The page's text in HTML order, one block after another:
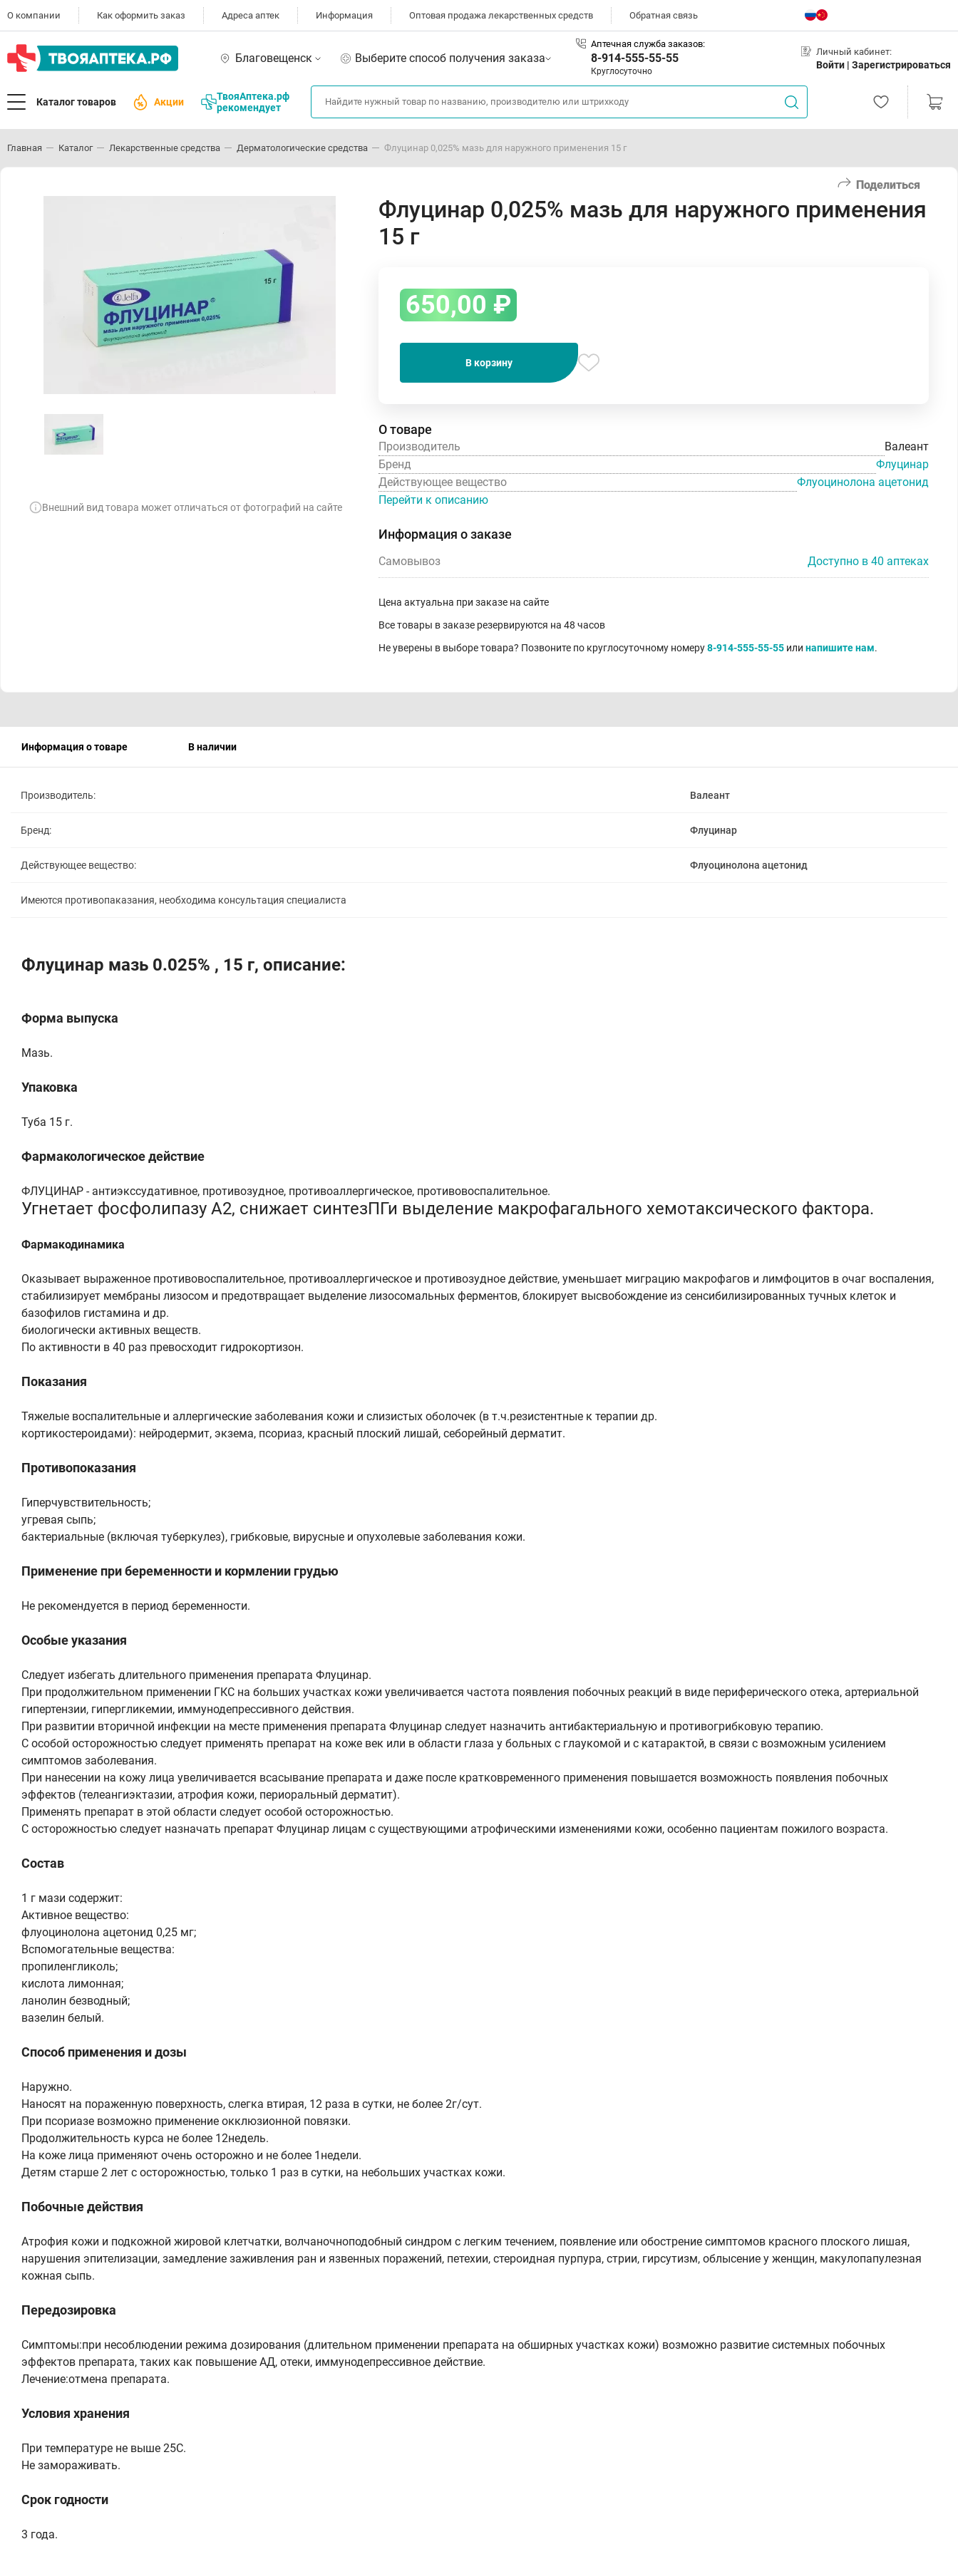
О компании Как оформить заказ Адреса аптек Информация Оптовая продажа лекарственных средств Обратная связь
Благовещенск Выберите способ получения заказа
Аптечная служба заказов:
8-914-555-55-55
Круглосуточно
Личный кабинет:
Войти | Зарегистрироваться
Каталог товаров Акции
ТвояАптека.рф
рекомендует
Главная Каталог Лекарственные средства Дерматологические средства Флуцинар 0,025% мазь для наружного применения 15 г
Поделиться
Внешний вид товара может отличаться от фотографий на сайте
Флуцинар 0,025% мазь для наружного применения
15 г
650,00 ₽
В корзину
О товаре
Производитель
Валеант
Бренд
Флуцинар
Действующее вещество
Флуоцинолона ацетонид
Перейти к описанию
Информация о заказе
Самовывоз Доступно в 40 аптеках
Цена актуальна при заказе на сайте
Все товары в заказе резервируются на 48 часов
Не уверены в выборе товара? Позвоните по круглосуточному номеру8-914-555-55-55 или напишите нам.
Информация о товаре В наличии
Производитель: Валеант
Бренд: Флуцинар
Действующее вещество: Флуоцинолона ацетонид
Имеются противопаказания, необходима консультация специалиста
Флуцинар мазь 0.025% , 15 г, описание:
Форма выпуска
Мазь.
Упаковка
Туба 15 г.
Фармакологическое действие
ФЛУЦИНАР - антиэкссудативное, противозудное, противоаллергическое, противовоспалительное.
Угнетает фосфолипазу A2, снижает синтезПГи выделение макрофагального хемотаксического фактора.
Фармакодинамика
Оказывает выраженное противовоспалительное, противоаллергическое и противозудное действие, уменьшает миграцию макрофагов и лимфоцитов в очаг воспаления,
стабилизирует мембраны лизосом и предотвращает выделение лизосомальных ферментов, блокирует высвобождение из сенсибилизированных тучных клеток и
базофилов гистамина и др.
биологически активных веществ.
По активности в 40 раз превосходит гидрокортизон.
Показания
Тяжелые воспалительные и аллергические заболевания кожи и слизистых оболочек (в т.ч.резистентные к терапии др.
кортикостероидами): нейродермит, экзема, псориаз, красный плоский лишай, себорейный дерматит.
Противопоказания
Гиперчувствительность;
угревая сыпь;
бактериальные (включая туберкулез), грибковые, вирусные и опухолевые заболевания кожи.
Применение при беременности и кормлении грудью
Не рекомендуется в период беременности.
Особые указания
Следует избегать длительного применения препарата Флуцинар.
При продолжительном применении ГКС на больших участках кожи увеличивается частота появления побочных реакций в виде периферического отека, артериальной
гипертензии, гипергликемии, иммунодепрессивного действия.
При развитии вторичной инфекции на месте применения препарата Флуцинар следует назначить антибактериальную и противогрибковую терапию.
С особой осторожностью следует применять препарат на коже век или в области глаза у больных с глаукомой и с катарактой, в связи с возможным усилением
симптомов заболевания.
При нанесении на кожу лица увеличивается всасывание препарата и даже после кратковременного применения повышается возможность появления побочных
эффектов (телеангиэктазии, атрофия кожи, периоральный дерматит).
Применять препарат в этой области следует особой осторожностью.
С осторожностью следует назначать препарат Флуцинар лицам с существующими атрофическими изменениями кожи, особенно пациентам пожилого возраста.
Состав
1 г мази содержит:
Активное вещество:
флуоцинолона ацетонид 0,25 мг;
Вспомогательные вещества:
пропиленгликоль;
кислота лимонная;
ланолин безводный;
вазелин белый.
Способ применения и дозы
Наружно.
Наносят на пораженную поверхность, слегка втирая, 12 раза в сутки, не более 2г/сут.
При псориазе возможно применение окклюзионной повязки.
Продолжительность курса не более 12недель.
На коже лица применяют очень осторожно и не более 1недели.
Детям старше 2 лет с осторожностью, только 1 раз в сутки, на небольших участках кожи.
Побочные действия
Атрофия кожи и подкожной жировой клетчатки, волчаночноподобный синдром с легким течением, появление или обострение симптомов красного плоского лишая,
нарушения эпителизации, замедление заживления ран и язвенных поражений, петехии, стероидная пурпура, стрии, гирсутизм, облысение у женщин, макулопапулезная
кожная сыпь.
Передозировка
Симптомы:при несоблюдении режима дозирования (длительном применении препарата на обширных участках кожи) возможно развитие системных побочных
эффектов препарата, таких как повышение АД, отеки, иммунодепрессивное действие.
Лечение:отмена препарата.
Условия хранения
При температуре не выше 25C.
Не замораживать.
Срок годности
3 года.